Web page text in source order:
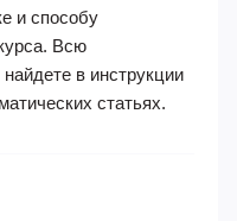
и способу
Всю
в инструкции
статьях.